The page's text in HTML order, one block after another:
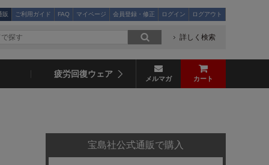
販 ご利用ガイド FAQ マイページ 会員登録・修正 ログイン ログアウト
詳しく検索
疲労回復ウェア メルマガ カート
宝島社公式通販で購入